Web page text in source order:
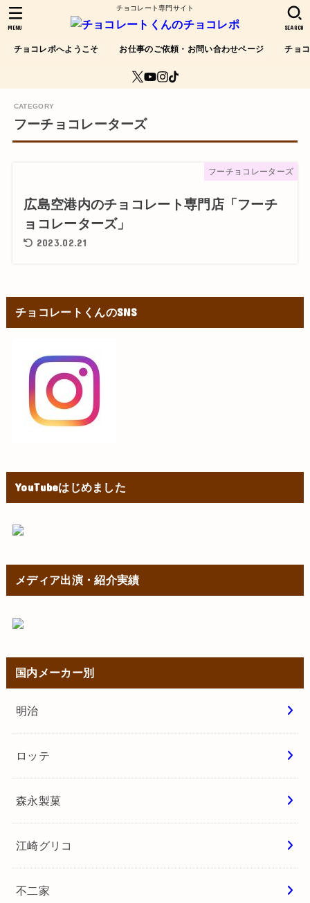
チョコレート専門サイト
チョコレポへようこそ お仕事のご依頼・お問い合わせページ チョ
SEARCH
MENU
フーチョコレーターズ
フーチョコレーターズ
広島空港内のチョコレート専門店「フーチ
ョコレーターズ」
2023.02.21
チョコレートくんのSNS
YouTubeはじめました
メディア出演・紹介実績
国内メーカー別
明治
ロッテ
森永製菓
江崎グリコ
不二家